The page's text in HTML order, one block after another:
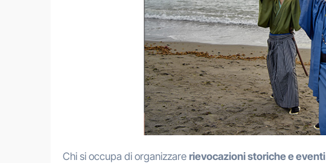
Chi si occupa di organizzare rievocazioni storiche e eventi